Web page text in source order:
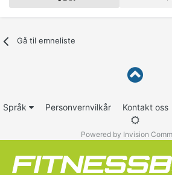
Gå til emneliste
Språk Personvernvilkår Kontakt oss
Powered by Invision